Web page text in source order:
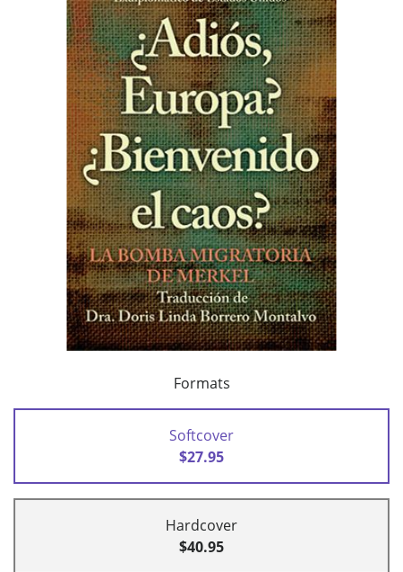
Formats
Softcover
$27.95
Hardcover
$40.95